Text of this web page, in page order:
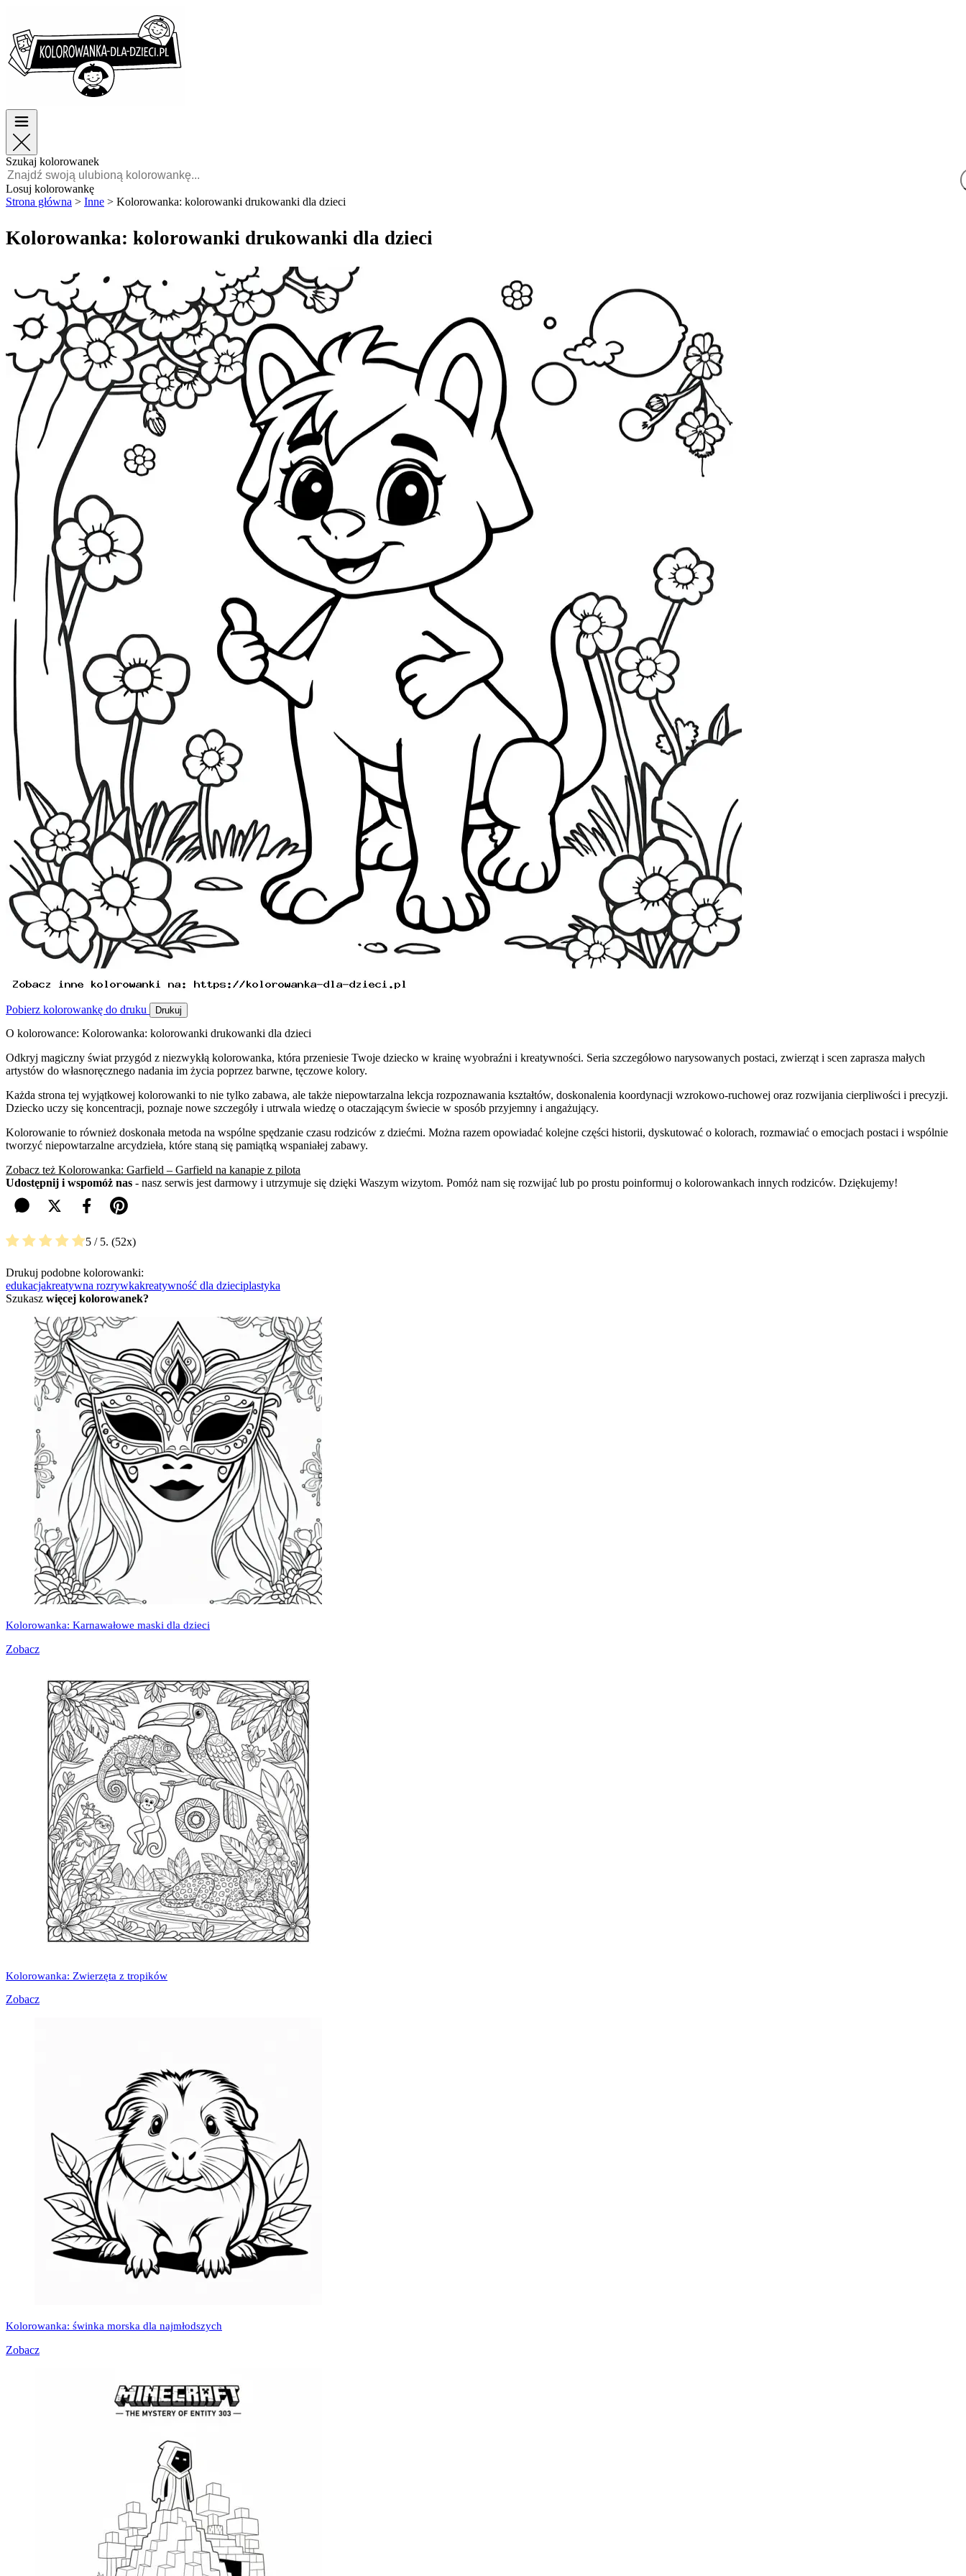
TOP kategorie
Dla chłopców
Dla dziewczynek
Polski
POLSKI
FRANÇAIS
MALAGASY
TIẾNG
VIỆT
TOP kategorie
Dla chłopców
Dla dziewczynek
Szukaj kolorowanek
Losuj kolorowankę
Strona główna > Inne > Kolorowanka: kolorowanki drukowanki dla dzieci
Kolorowanka: kolorowanki drukowanki dla dzieci
Pobierz kolorowankę do druku Drukuj
O kolorowance: Kolorowanka: kolorowanki drukowanki dla dzieci
Odkryj magiczny świat przygód z niezwykłą kolorowanka, która przeniesie Twoje dziecko w krainę wyobraźni i kreatywności. Seria szczegółowo narysowanych postaci, zwierząt i scen zaprasza małych
artystów do własnoręcznego nadania im życia poprzez barwne, tęczowe kolory.
Każda strona tej wyjątkowej kolorowanki to nie tylko zabawa, ale także niepowtarzalna lekcja rozpoznawania kształtów, doskonalenia koordynacji wzrokowo-ruchowej oraz rozwijania cierpliwości i precyzji.
Dziecko uczy się koncentracji, poznaje nowe szczegóły i utrwala wiedzę o otaczającym świecie w sposób przyjemny i angażujący.
Kolorowanie to również doskonała metoda na wspólne spędzanie czasu rodziców z dziećmi. Można razem opowiadać kolejne części historii, dyskutować o kolorach, rozmawiać o emocjach postaci i wspólnie
tworzyć niepowtarzalne arcydzieła, które staną się pamiątką wspaniałej zabawy.
Zobacz też Kolorowanka: Garfield – Garfield na kanapie z pilota
Udostępnij i wspomóż nas - nasz serwis jest darmowy i utrzymuje się dzięki Waszym wizytom. Pomóż nam się rozwijać lub po prostu poinformuj o kolorowankach innych rodziców. Dziękujemy!
5 / 5. 52
Drukuj podobne kolorowanki:
edukacjakreatywna rozrywkakreatywność dla dzieciplastyka
Szukasz więcej kolorowanek?
Kolorowanka: Karnawałowe maski dla dzieci
Zobacz
Kolorowanka: Zwierzęta z tropików
Zobacz
Kolorowanka: świnka morska dla najmłodszych
Zobacz